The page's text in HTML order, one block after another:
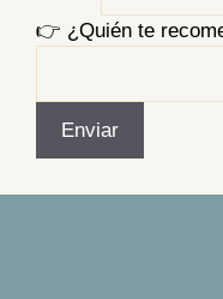
👉 ¿Quién te
Enviar